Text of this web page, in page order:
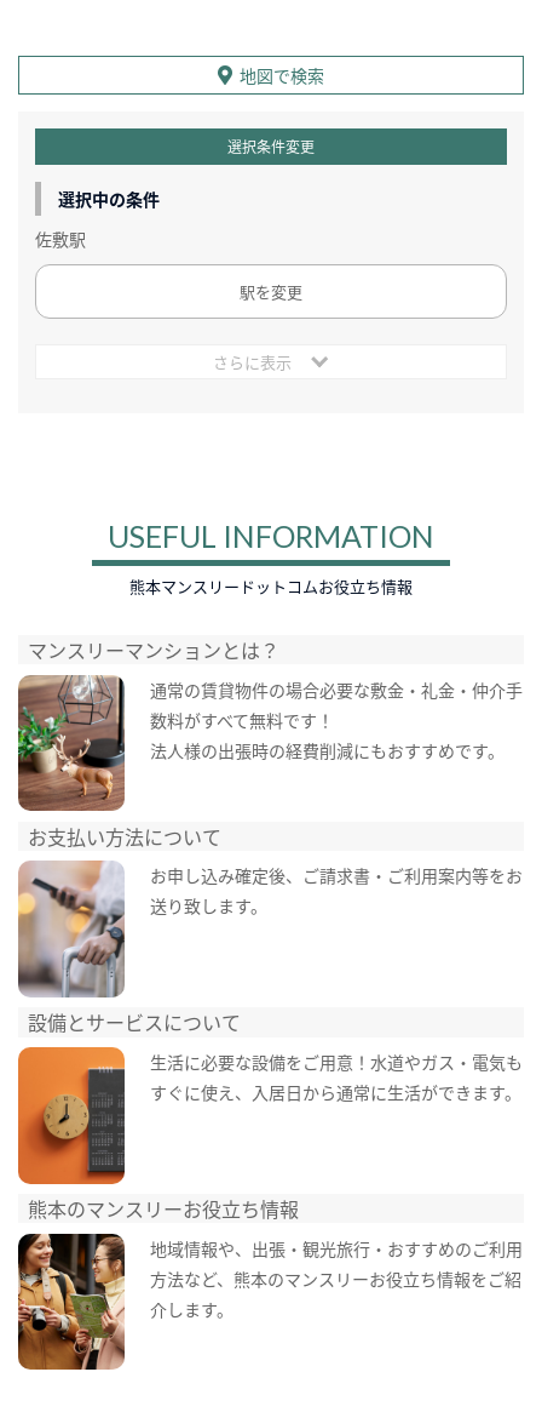
地図で検索
選択条件変更
選択中の条件
佐敷駅
駅を変更
さらに表示
USEFUL INFORMATION
熊本マンスリードットコムお役立ち情報
マンスリーマンションとは？
通常の賃貸物件の場合必要な敷金・礼金・仲介手
数料がすべて無料です！
法人様の出張時の経費削減にもおすすめです。
お支払い方法について
お申し込み確定後、ご請求書・ご利用案内等をお
送り致します。
設備とサービスについて
生活に必要な設備をご用意！水道やガス・電気も
すぐに使え、入居日から通常に生活ができます。
熊本のマンスリーお役立ち情報
地域情報や、出張・観光旅行・おすすめのご利用
方法など、熊本のマンスリーお役立ち情報をご紹
介します。